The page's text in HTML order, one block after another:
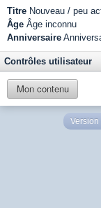
Titre Nouveau / peu
Âge Âge inconnu
Anniversaire
Contrôles utilisateur
Mon contenu
Version